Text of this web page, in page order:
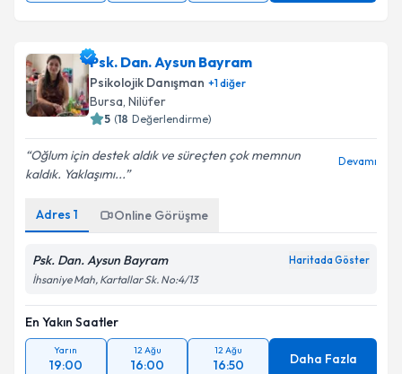
Psk. Dan. Aysun Bayram
Psikolojik Danışman +1diğer
Bursa, Nilüfer
5 (18 Değerlendirme)
Oğlum için destek aldık ve süreçten çok memnun
kaldık. Yaklaşımı...
Devamı
Adres 1 Online Görüşme
Psk. Dan. Aysun Bayram Haritada Göster
İhsaniye Mah, Kartallar Sk. No:4/13
En Yakın Saatler
Yarın
19:00
12 Ağu
16:00
12 Ağu
16:50 Daha Fazla